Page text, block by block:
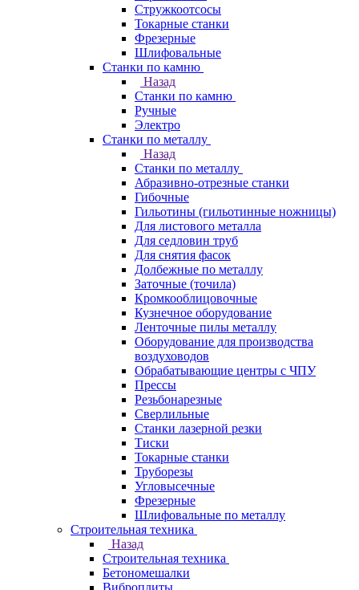
Стружкоотсосы
Токарные станки
Фрезерные
Шлифовальные
Станки по камню
Назад
Станки по камню
Ручные
Электро
Станки по металлу
Назад
Станки по металлу
Абразивно-отрезные станки
Гибочные
Гильотины (гильотинные ножницы)
Для листового металла
Для седловин труб
Для снятия фасок
Долбежные по металлу
Заточные (точила)
Кромкооблицовочные
Кузнечное оборудование
Ленточные пилы металлу
Оборудование для производства
воздуховодов
Обрабатывающие центры с ЧПУ
Прессы
Резьбонарезные
Сверлильные
Станки лазерной резки
Тиски
Токарные станки
Труборезы
Угловысечные
Фрезерные
Шлифовальные по металлу
Строительная техника
Назад
Строительная техника
Бетономешалки
Виброплиты